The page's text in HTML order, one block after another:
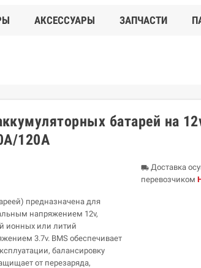
АКСЕССУАРЫ ЗАПЧАСТИ
батарей на
120А
предназначена для
напряжением 12v,
ионных или литий
3.7v. ВМS обеспечивает
балансировку
от перезаряда,
local_shippingДоставка
перевозчиком